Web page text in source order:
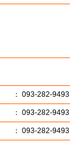
： 093-282-9493
： 093-282-9493
： 093-282-9493